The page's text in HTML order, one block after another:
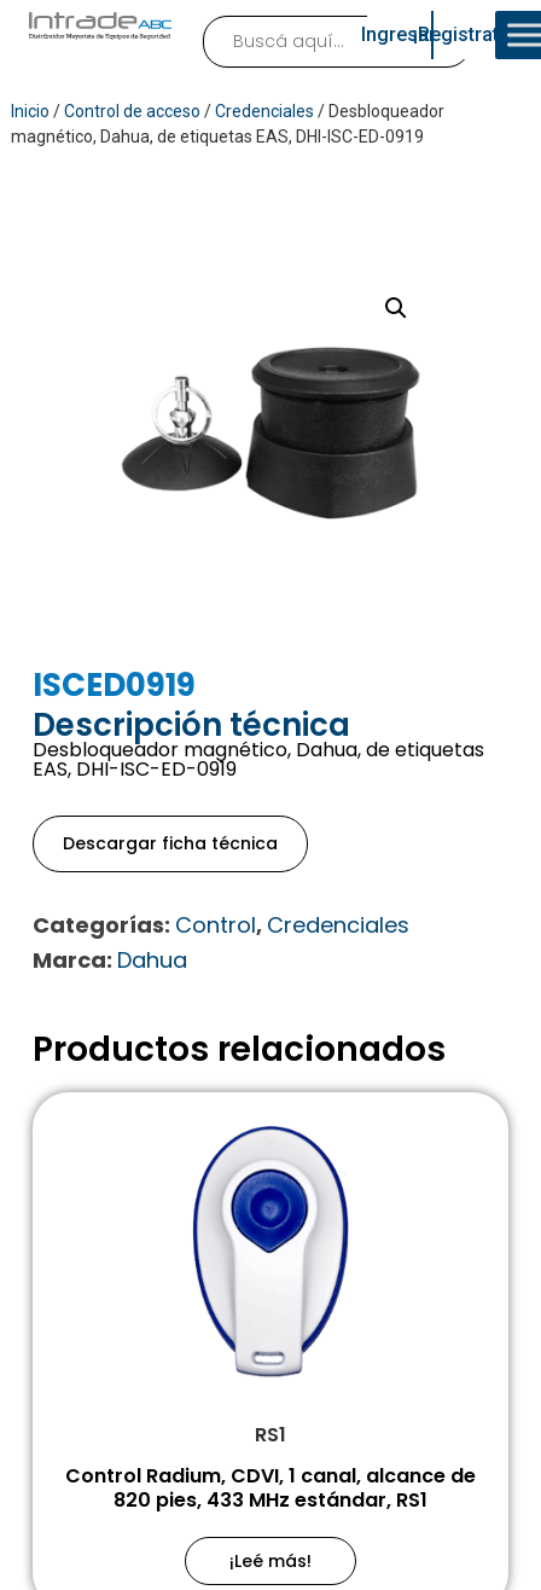
Ingresar¡Registrate!
Inicio /Control de acceso /Credenciales / Desbloqueador
magnético, Dahua, de etiquetas EAS, DHI-ISC-ED-0919
ISCED0919
Descripción técnica
Desbloqueador magnético, Dahua, de etiquetas
EAS, DHI-ISC-ED-0919
Descargar ficha técnica
Categorías: Control, Credenciales
Marca: Dahua
Productos relacionados
RS1
Control Radium, CDVI, 1 canal, alcance de
820 pies, 433 MHz estándar, RS1
¡Leé más!